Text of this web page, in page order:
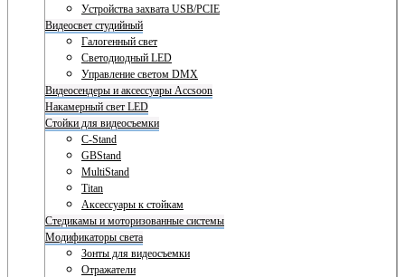
Устройства захвата USB/PCIE
Видеосвет студийный
Галогенный свет
Светодиодный LED
Управление светом DMX
Видеосендеры и аксессуары Accsoon
Накамерный свет LED
Стойки для видеосъемки
C-Stand
GBStand
MultiStand
Titan
Аксессуары к стойкам
Стедикамы и моторизованные системы
Модификаторы света
Зонты для видеосъемки
Отражатели